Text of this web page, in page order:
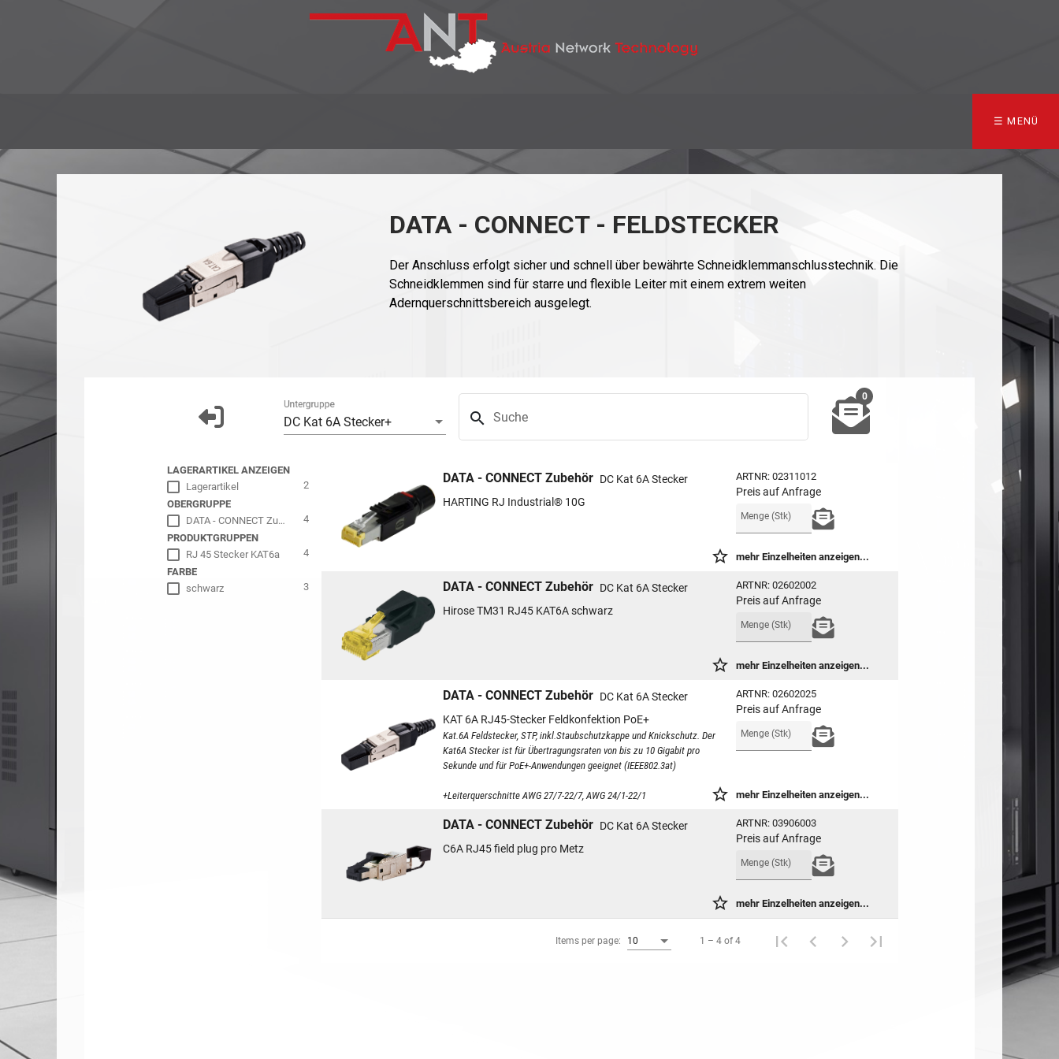
☰ MENÜ
DATA - CONNECT - FELDSTECKER
Der Anschluss erfolgt sicher und schnell über bewährte Schneidklemmanschlusstechnik. Die
Schneidklemmen sind für starre und flexible Leiter mit einem extrem weiten
Adernquerschnittsbereich ausgelegt.